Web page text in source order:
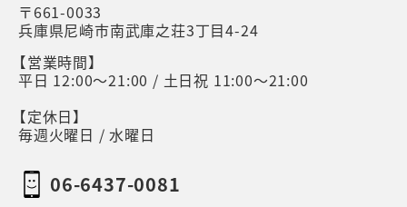
〒661-0033
兵庫県尼崎市南武庫之荘3丁目4-24
【営業時間】
平日 12:00～21:00 / 土日祝 11:00～21:00
【定休日】
毎週火曜日 / 水曜日
06-6437-0081